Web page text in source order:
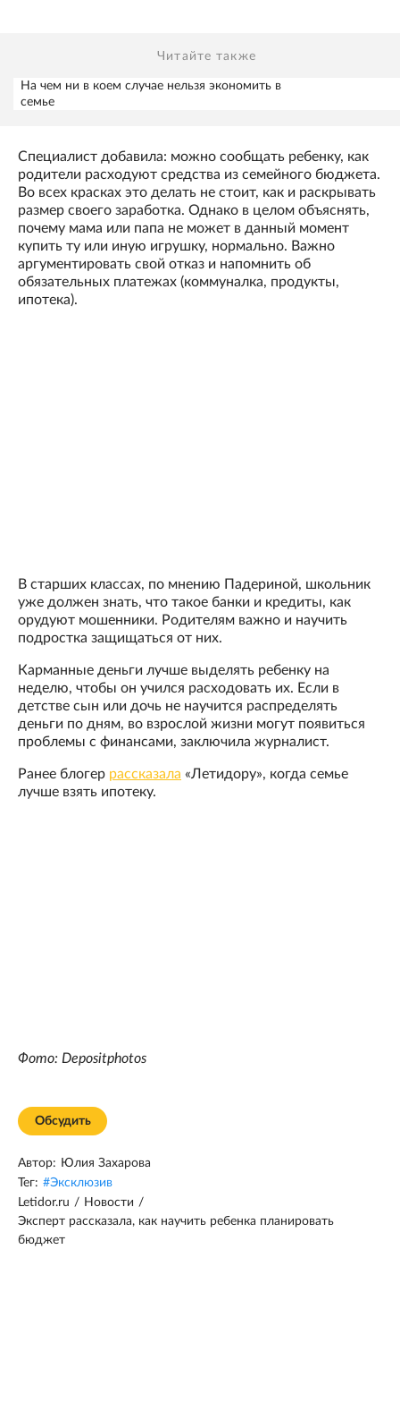
Читайте также
На чем ни в коем случае нельзя экономить в
семье
Специалист добавила: можно сообщать ребенку, как
родители расходуют средства из семейного бюджета.
Во всех красках это делать не стоит, как и раскрывать
размер своего заработка. Однако в целом объяснять,
почему мама или папа не может в данный момент
купить ту или иную игрушку, нормально. Важно
аргументировать свой отказ и напомнить об
обязательных платежах (коммуналка, продукты,
ипотека).
В старших классах, по мнению Падериной, школьник
уже должен знать, что такое банки и кредиты, как
орудуют мошенники. Родителям важно и научить
подростка защищаться от них.
Карманные деньги лучше выделять ребенку на
неделю, чтобы он учился расходовать их. Если в
детстве сын или дочь не научится распределять
деньги по дням, во взрослой жизни могут появиться
проблемы с финансами, заключила журналист.
Ранее блогер рассказала «Летидору», когда семье
лучше взять ипотеку.
Фото: Depositphotos
Обсудить
Автор: Юлия Захарова
Тег: #Эксклюзив
Letidor.ru / Новости /
Эксперт рассказала, как научить ребенка планировать
бюджет